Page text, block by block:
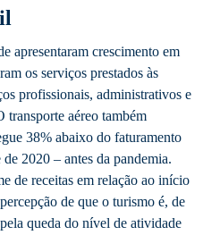
apresentaram crescimento em
os serviços prestados às
profissionais, administrativos e
transporte aéreo também
38% abaixo do faturamento
2020 – antes da pandemia.
de receitas em relação ao início
de que o turismo é, de
queda do nível de atividade